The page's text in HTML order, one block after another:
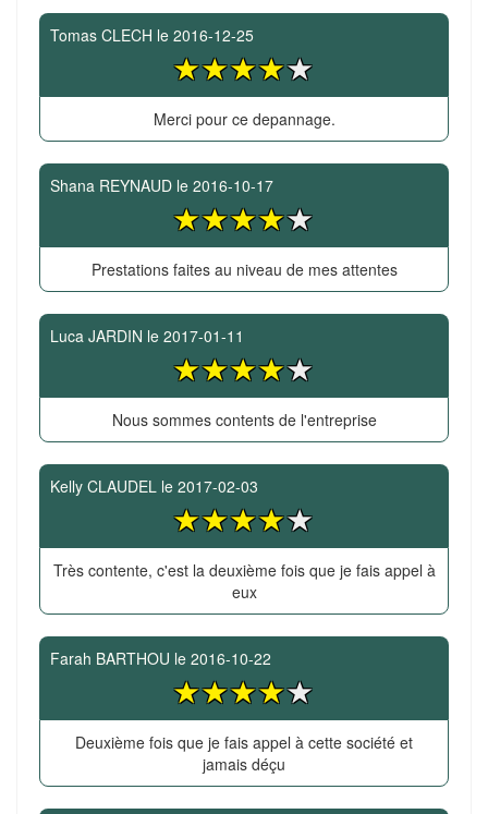
Tomas CLECH le 2016-12-25
Merci pour ce depannage.
Shana REYNAUD le 2016-10-17
Prestations faites au niveau de mes attentes
Luca JARDIN le 2017-01-11
Nous sommes contents de l'entreprise
Kelly CLAUDEL le 2017-02-03
Très contente, c'est la deuxième fois que je fais appel à
eux
Farah BARTHOU le 2016-10-22
Deuxième fois que je fais appel à cette société et
jamais déçu